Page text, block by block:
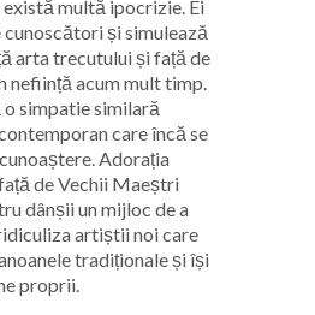
există multă ipocrizie. Ei
cunoscători și simulează
arta trecutului și față de
neființă acum mult timp.
o simpatie similară
care încă se
Adorația
de Vechii Maeștri
dânșii un mijloc de a
artiștii noi care
tradiționale și își
proprii.